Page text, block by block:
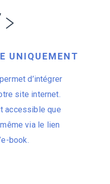
UNIQUEMENT
d’intégrer
site internet.
accessible que
via le lien
book.